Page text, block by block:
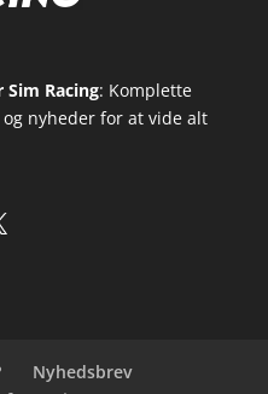
Racing: Komplette
nyheder for at vide alt
Nyhedsbrev